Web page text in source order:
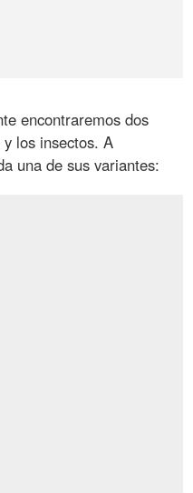
encontraremos dos
los insectos. A
una de sus variantes: